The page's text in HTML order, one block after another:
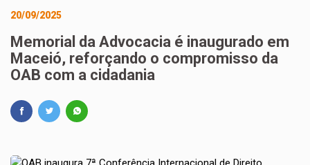
20/09/2025
Memorial da Advocacia é inaugurado em
Maceió, reforçando o compromisso da
OAB com a cidadania